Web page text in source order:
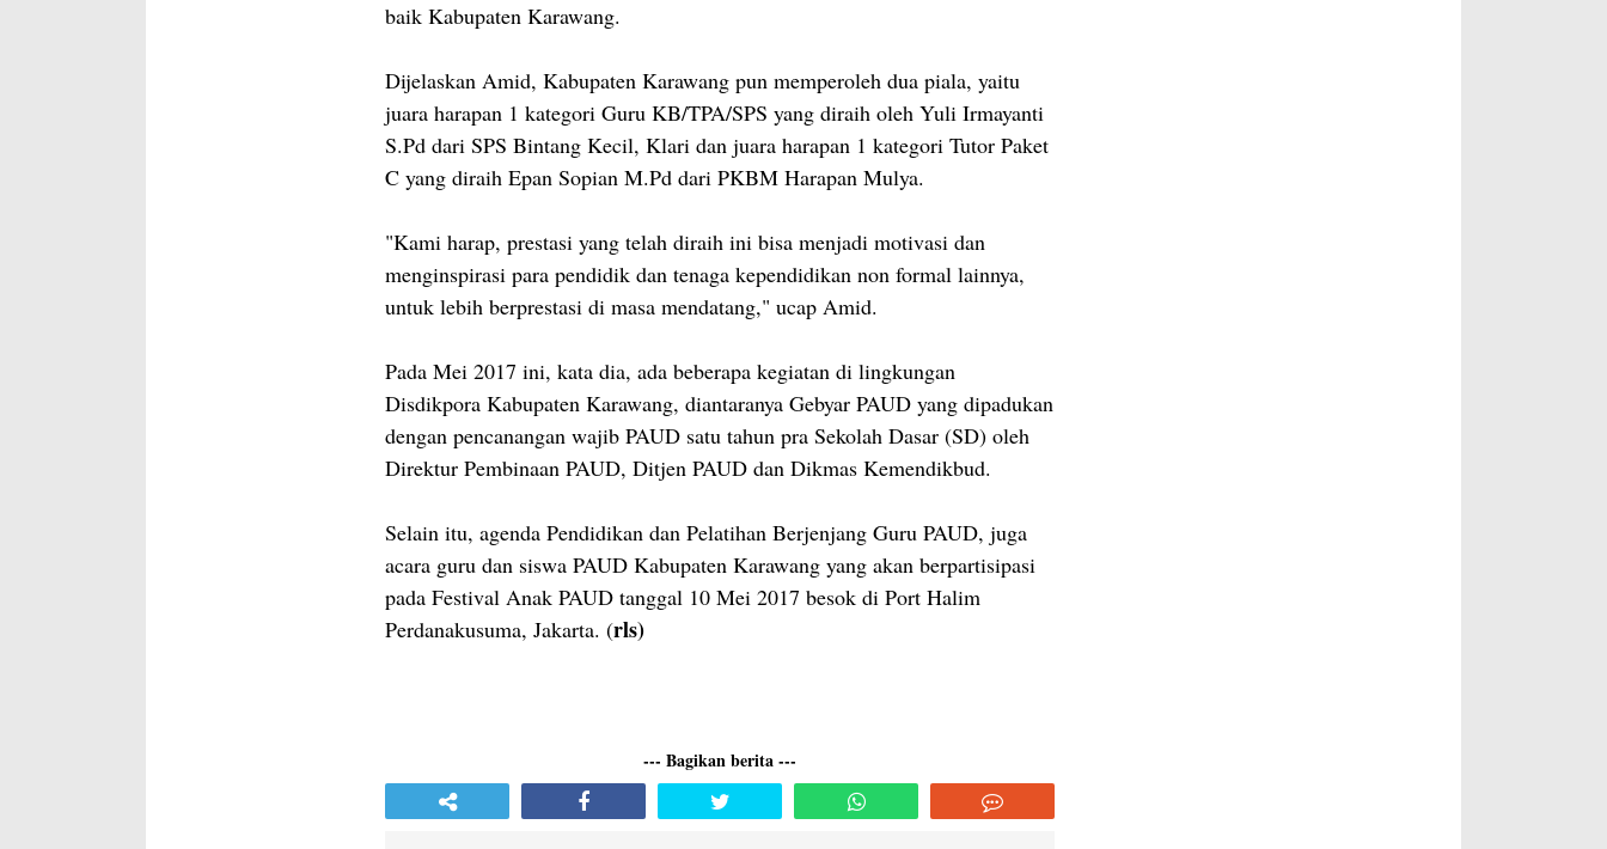
baik Kabupaten Karawang.
Dijelaskan Amid, Kabupaten Karawang pun memperoleh dua piala, yaitu
juara harapan 1 kategori Guru KB/TPA/SPS yang diraih oleh Yuli Irmayanti
S.Pd dari SPS Bintang Kecil, Klari dan juara harapan 1 kategori Tutor Paket
C yang diraih Epan Sopian M.Pd dari PKBM Harapan Mulya.
"Kami harap, prestasi yang telah diraih ini bisa menjadi motivasi dan
menginspirasi para pendidik dan tenaga kependidikan non formal lainnya,
untuk lebih berprestasi di masa mendatang," ucap Amid.
Pada Mei 2017 ini, kata dia, ada beberapa kegiatan di lingkungan
Disdikpora Kabupaten Karawang, diantaranya Gebyar PAUD yang dipadukan
dengan pencanangan wajib PAUD satu tahun pra Sekolah Dasar (SD) oleh
Direktur Pembinaan PAUD, Ditjen PAUD dan Dikmas Kemendikbud.
Selain itu, agenda Pendidikan dan Pelatihan Berjenjang Guru PAUD, juga
acara guru dan siswa PAUD Kabupaten Karawang yang akan berpartisipasi
pada Festival Anak PAUD tanggal 10 Mei 2017 besok di Port Halim
Perdanakusuma, Jakarta. (rls)
--- Bagikan berita ---